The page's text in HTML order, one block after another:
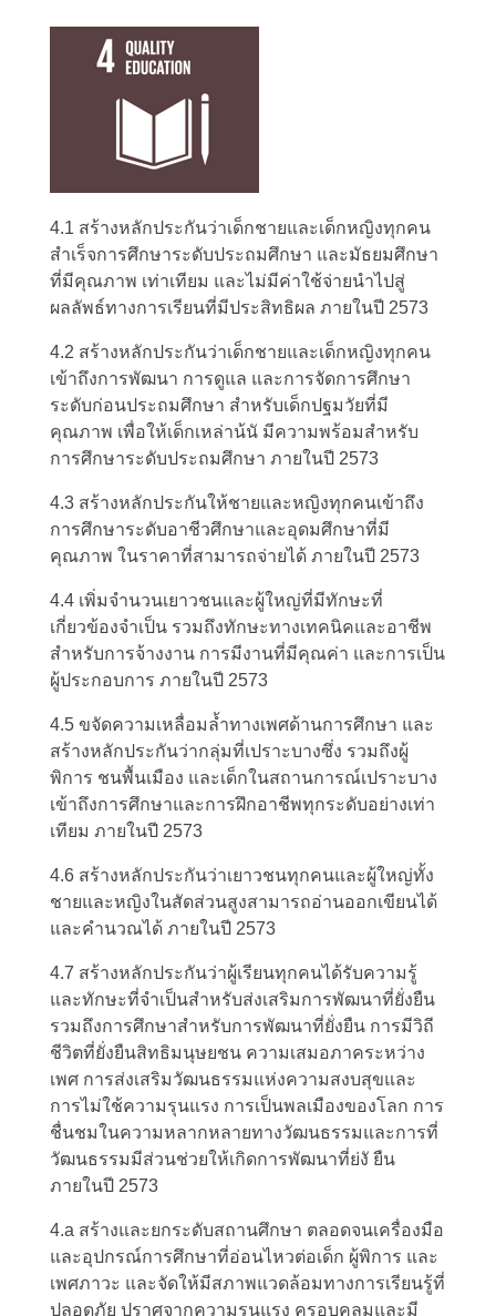
4.1 สร้างหลักประกันว่าเด็กชายและเด็กหญิงทุกคน
สำเร็จการศึกษาระดับประถมศึกษา และมัธยมศึกษา
ที่มีคุณภาพ เท่าเทียม และไม่มีค่าใช้จ่ายนำไปสู่
ผลลัพธ์ทางการเรียนที่มีประสิทธิผล ภายในปี 2573
4.2 สร้างหลักประกันว่าเด็กชายและเด็กหญิงทุกคน
เข้าถึงการพัฒนา การดูแล และการจัดการศึกษา
ระดับก่อนประถมศึกษา สำหรับเด็กปฐมวัยที่มี
คุณภาพ เพื่อให้เด็กเหล่าน้นั มีความพร้อมสำหรับ
การศึกษาระดับประถมศึกษา ภายในปี 2573
4.3 สร้างหลักประกันให้ชายและหญิงทุกคนเข้าถึง
การศึกษาระดับอาชีวศึกษาและอุดมศึกษาที่มี
คุณภาพ ในราคาที่สามารถจ่ายได้ ภายในปี 2573
4.4 เพิ่มจำนวนเยาวชนและผู้ใหญ่ที่มีทักษะที่
เกี่ยวข้องจำเป็น รวมถึงทักษะทางเทคนิคและอาชีพ
สำหรับการจ้างงาน การมีงานที่มีคุณค่า และการเป็น
ผู้ประกอบการ ภายในปี 2573
4.5 ขจัดความเหลื่อมล้ำทางเพศด้านการศึกษา และ
สร้างหลักประกันว่ากลุ่มที่เปราะบางซึ่ง รวมถึงผู้
พิการ ชนพื้นเมือง และเด็กในสถานการณ์เปราะบาง
เข้าถึงการศึกษาและการฝึกอาชีพทุกระดับอย่างเท่า
เทียม ภายในปี 2573
4.6 สร้างหลักประกันว่าเยาวชนทุกคนและผู้ใหญ่ทั้ง
ชายและหญิงในสัดส่วนสูงสามารถอ่านออกเขียนได้
และคำนวณได้ ภายในปี 2573
4.7 สร้างหลักประกันว่าผู้เรียนทุกคนได้รับความรู้
และทักษะที่จำเป็นสำหรับส่งเสริมการพัฒนาที่ยั่งยืน
รวมถึงการศึกษาสำหรับการพัฒนาที่ยั่งยืน การมีวิถี
ชีวิตที่ยั่งยืนสิทธิมนุษยชน ความเสมอภาคระหว่าง
เพศ การส่งเสริมวัฒนธรรมแห่งความสงบสุขและ
การไม่ใช้ความรุนแรง การเป็นพลเมืองของโลก การ
ชื่นชมในความหลากหลายทางวัฒนธรรมและการที่
วัฒนธรรมมีส่วนช่วยให้เกิดการพัฒนาที่ย่งั ยืน
ภายในปี 2573
4.a สร้างและยกระดับสถานศึกษา ตลอดจนเครื่องมือ
และอุปกรณ์การศึกษาที่อ่อนไหวต่อเด็ก ผู้พิการ และ
เพศภาวะ และจัดให้มีสภาพแวดล้อมทางการเรียนรู้ที่
ปลอดภัย ปราศจากความรุนแรง ครอบคลุมและมี